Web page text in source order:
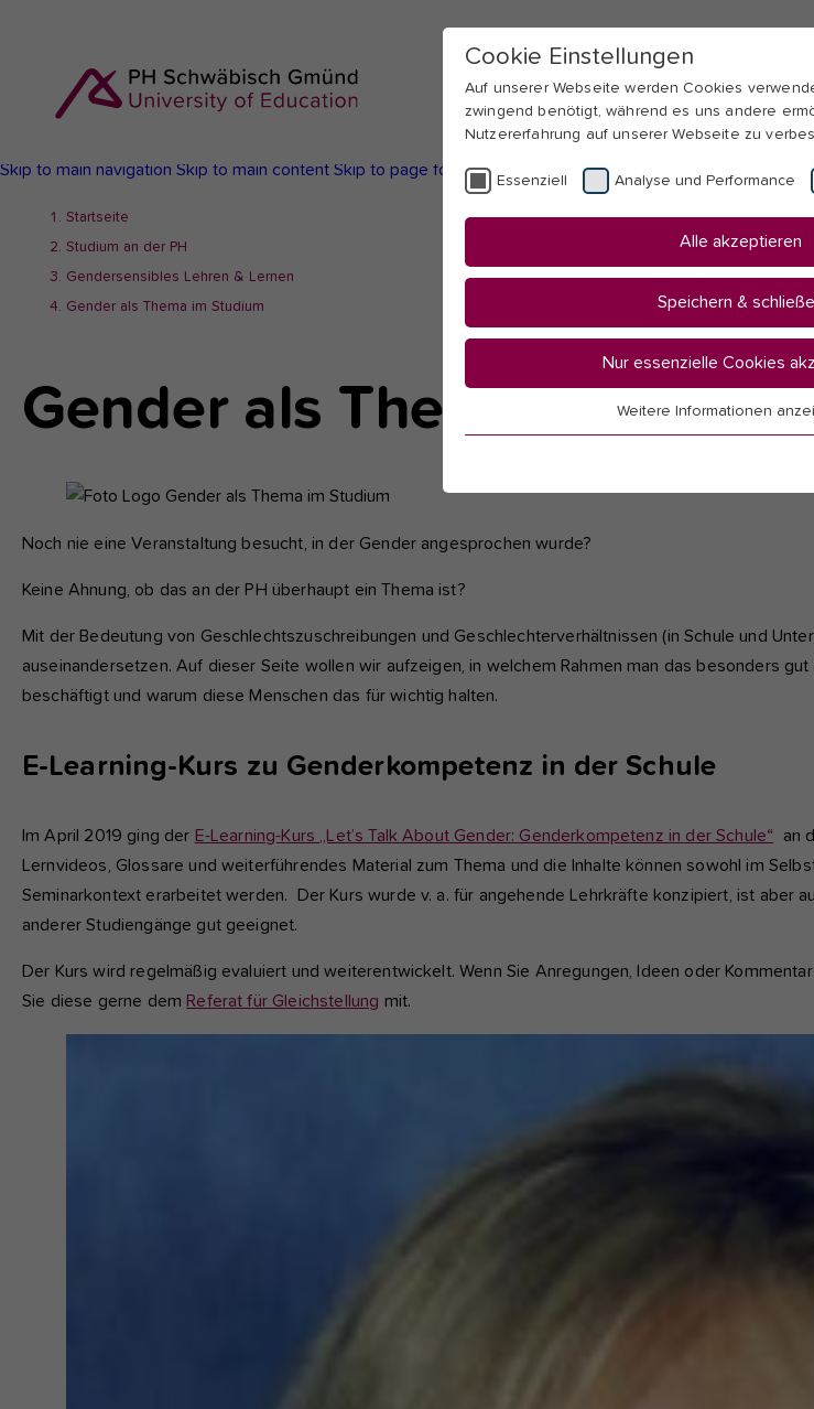
Skip to main navigation Skip to main content Skip to page footer
here:
Startseite
Studium an der PH
Gendersensibles Lehren & Lernen
Gender als Thema im Studium
Gender als Thema im
Noch nie eine Veranstaltung besucht, in der Gender angesprochen wurde?
Keine Ahnung, ob das an der PH überhaupt ein Thema ist?
Mit der Bedeutung von Geschlechtszuschreibungen und Geschlechterverhältnissen (in Schule und
auseinandersetzen. Auf dieser Seite wollen wir aufzeigen, in welchem Rahmen man das besonders
beschäftigt und warum diese Menschen das für wichtig halten.
E-Learning-Kurs zu Genderkompetenz in der Schule
Im April 2019 ging der E-Learning-Kurs „Let’s Talk About Gender: Genderkompetenz in der Schule“ an
Lernvideos, Glossare und weiterführendes Material zum Thema und die Inhalte können sowohl im
Seminarkontext erarbeitet werden. Der Kurs wurde v. a. für angehende Lehrkräfte konzipiert, ist aber
anderer Studiengänge gut geeignet.
Der Kurs wird regelmäßig evaluiert und weiterentwickelt. Wenn Sie Anregungen, Ideen oder
Sie diese gerne dem Referat für Gleichstellung mit.
Cookie Einstellungen
Auf unserer Webseite werden Cookies
zwingend benötigt, während es uns andere
Nutzererfahrung auf unserer Webseite zu
Essenziell Analyse und Performance
Alle akzeptieren
Speichern &
Nur essenzielle Cookies
Essenzielle Cookies werden für
verbessern.
Name
Zweck
Diese Gruppe beinhaltet
Tracking und zugehörige
Nutzererfahrung der
Externe Inhalte
Wir verwenden auf unserer Website externe
Weitere Informationen